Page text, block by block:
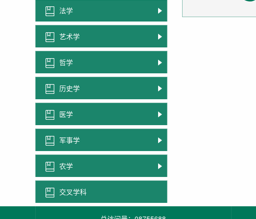
法学
艺术学
哲学
历史学
医学
军事学
农学
交叉学科